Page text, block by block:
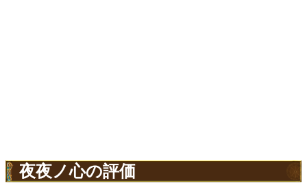
夜夜ノ心の評価